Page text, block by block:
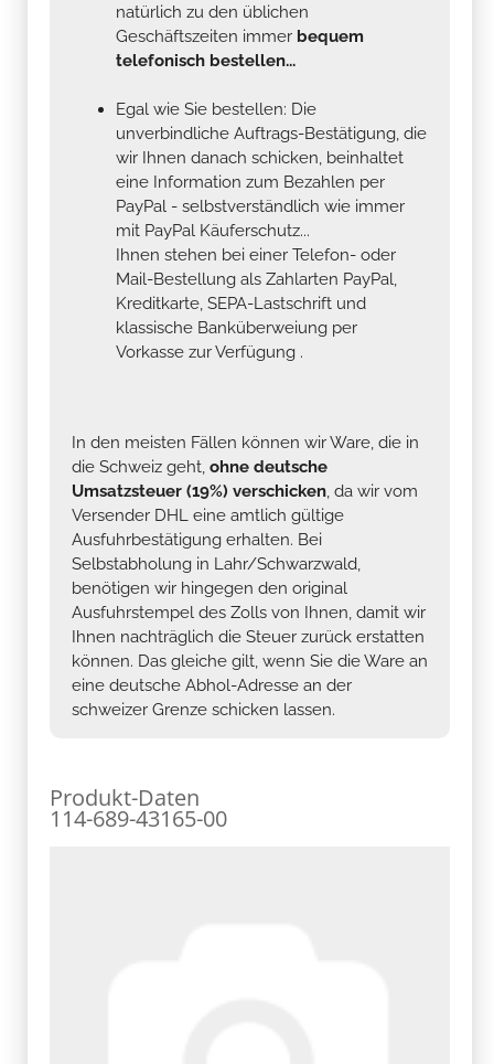
natürlich zu den üblichen
Geschäftszeiten immer bequem
telefonisch bestellen...
Egal wie Sie bestellen: Die
unverbindliche Auftrags-Bestätigung, die
wir Ihnen danach schicken, beinhaltet
eine Information zum Bezahlen per
PayPal - selbstverständlich wie immer
mit PayPal Käuferschutz...
Ihnen stehen bei einer Telefon- oder
Mail-Bestellung als Zahlarten PayPal,
Kreditkarte, SEPA-Lastschrift und
klassische Banküberweiung per
Vorkasse zur Verfügung .
In den meisten Fällen können wir Ware, die in
die Schweiz geht, ohne deutsche
Umsatzsteuer (19%) verschicken, da wir vom
Versender DHL eine amtlich gültige
Ausfuhrbestätigung erhalten. Bei
Selbstabholung in Lahr/Schwarzwald,
benötigen wir hingegen den original
Ausfuhrstempel des Zolls von Ihnen, damit wir
Ihnen nachträglich die Steuer zurück erstatten
können. Das gleiche gilt, wenn Sie die Ware an
eine deutsche Abhol-Adresse an der
schweizer Grenze schicken lassen.
Produkt-Daten
114-689-43165-00